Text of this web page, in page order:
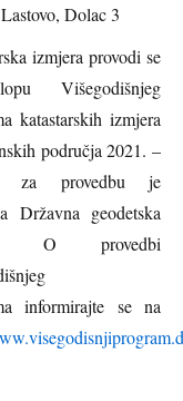
Dolac 3
izmjera provodi se
Višegodišnjeg
katastarskih izmjera
područja 2021. –
za provedbu je
Državna geodetska
O provedbi
informirajte se na